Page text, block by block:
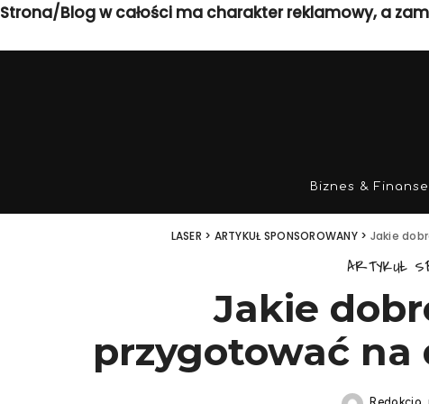
Strona/Blog w całości ma charakter reklamowy, a
Biznes & Finanse
LASER > ARTYKUŁ SPONSOROWANY> Jakie
ARTYKUŁ
Jakie
przygotować na